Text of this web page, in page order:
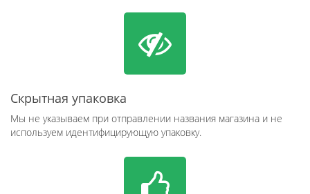
Скрытная упаковка
Мы не указываем при отправлении названия магазина и не
используем идентифицирующую упаковку.